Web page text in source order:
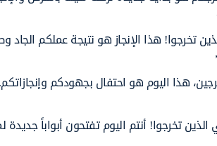
تخرجوا! هذا الإنجاز هو نتيجة عملكم
هذا اليوم هو احتفال بجهودكم
تخرجوا! أنتم اليوم تفتحون أبواباً